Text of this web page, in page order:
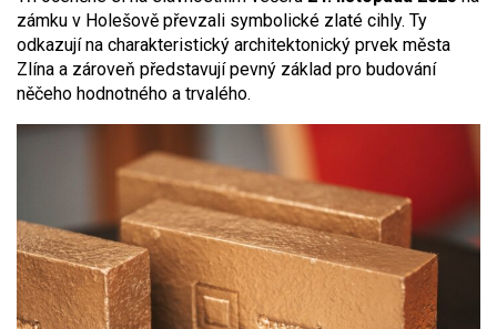
zámku v Holešově převzali symbolické zlaté cihly. Ty
odkazují na charakteristický architektonický prvek města
Zlína a zároveň představují pevný základ pro budování
něčeho hodnotného a trvalého.